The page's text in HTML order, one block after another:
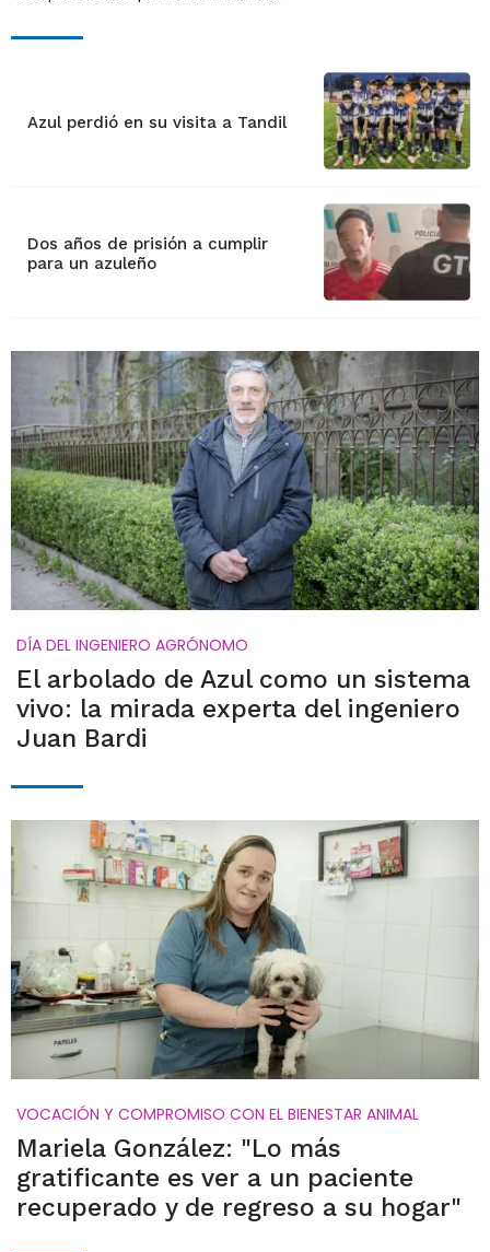
Azul perdió en su visita a Tandil
Dos años de prisión a cumplir
para un azuleño
DÍA DEL INGENIERO AGRÓNOMO
El arbolado de Azul como un sistema
vivo: la mirada experta del ingeniero
Juan Bardi
VOCACIÓN Y COMPROMISO CON EL BIENESTAR ANIMAL
Mariela González: "Lo más
gratificante es ver a un paciente
recuperado y de regreso a su hogar"